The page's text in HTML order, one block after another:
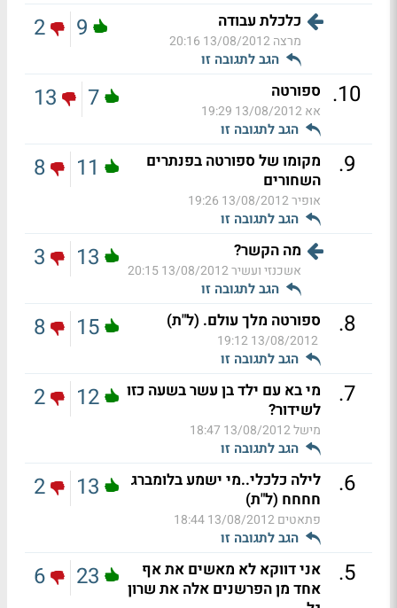
כלכלת עבודה
מרצה13/08/2012 20:16
הגב לתגובה זו
9
2
10
. ספורטה
אא13/08/2012 19:29
הגב לתגובה זו
7
13
9
.
מקומו של ספורטה בפנתרים
השחורים
אופיר13/08/2012 19:26
הגב לתגובה זו
11
8
מה הקשר?
אשכנזי ועשיר13/08/2012 20:15
הגב לתגובה זו
13
3
8
. ספורטה מלך עולם. (ל"ת)
13/08/2012 19:12
הגב לתגובה זו
15
8
7
.
מי בא עם ילד בן עשר בשעה כזו
לשידור?
מישל13/08/2012 18:47
הגב לתגובה זו
12
2
6
.
לילה כלכלי..מי ישמע בלומברג
חחחח (ל"ת)
פתאטים13/08/2012 18:44
הגב לתגובה זו
13
2
5
.
אני דווקא לא מאשים את אף
אחד מן הפרשנים אלה את שרון
23
6